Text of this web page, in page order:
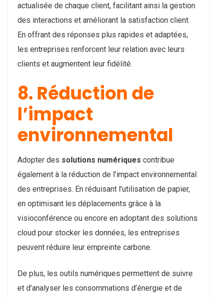
actualisée de chaque client, facilitant ainsi la gestion
des interactions et améliorant la satisfaction client.
En offrant des réponses plus rapides et adaptées,
les entreprises renforcent leur relation avec leurs
clients et augmentent leur fidélité.
8. Réduction de
l’impact
environnemental
Adopter des solutions numériques contribue
également à la réduction de l’impact environnemental
des entreprises. En réduisant l’utilisation de papier,
en optimisant les déplacements grâce à la
visioconférence ou encore en adoptant des solutions
cloud pour stocker les données, les entreprises
peuvent réduire leur empreinte carbone.
De plus, les outils numériques permettent de suivre
et d’analyser les consommations d’énergie et de